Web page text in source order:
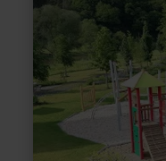
und
Freizeitanlage